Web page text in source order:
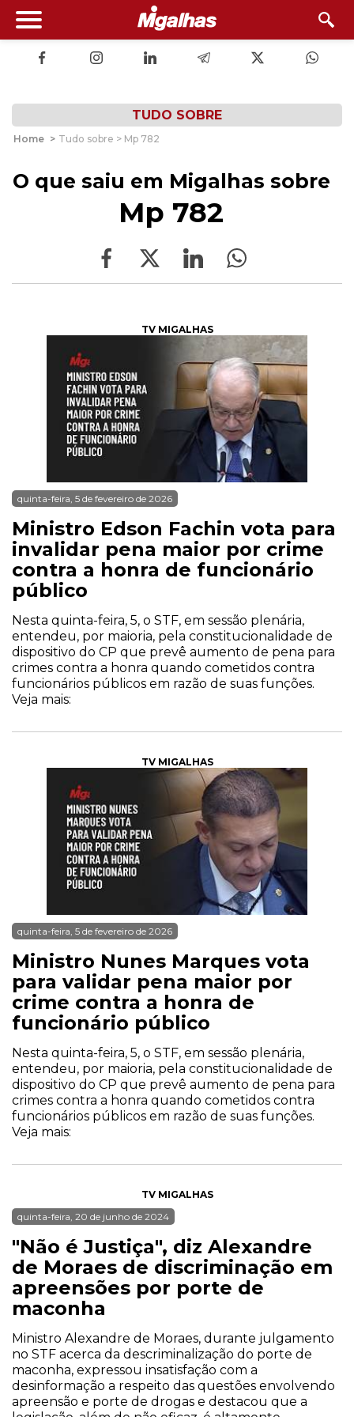
TUDO SOBRE
Home > Tudo sobre > Mp 782
O que saiu em Migalhas sobre
Mp 782
TV MIGALHAS
quinta-feira, 5 de fevereiro de 2026
Ministro Edson Fachin vota para
invalidar pena maior por crime
contra a honra de funcionário
público
Nesta quinta-feira, 5, o STF, em sessão plenária,
entendeu, por maioria, pela constitucionalidade de
dispositivo do CP que prevê aumento de pena para
crimes contra a honra quando cometidos contra
funcionários públicos em razão de suas funções.
Veja mais:
TV MIGALHAS
quinta-feira, 5 de fevereiro de 2026
Ministro Nunes Marques vota
para validar pena maior por
crime contra a honra de
funcionário público
Nesta quinta-feira, 5, o STF, em sessão plenária,
entendeu, por maioria, pela constitucionalidade de
dispositivo do CP que prevê aumento de pena para
crimes contra a honra quando cometidos contra
funcionários públicos em razão de suas funções.
Veja mais:
TV MIGALHAS
quinta-feira, 20 de junho de 2024
"Não é Justiça", diz Alexandre
de Moraes de discriminação em
apreensões por porte de
maconha
Ministro Alexandre de Moraes, durante julgamento
no STF acerca da descriminalização do porte de
maconha, expressou insatisfação com a
desinformação a respeito das questões envolvendo
apreensão e porte de drogas e destacou que a